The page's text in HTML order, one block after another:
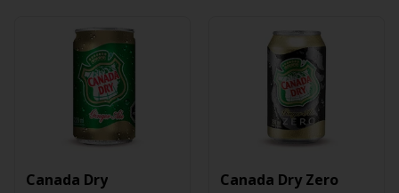
Canada Dry Canada Dry Zero